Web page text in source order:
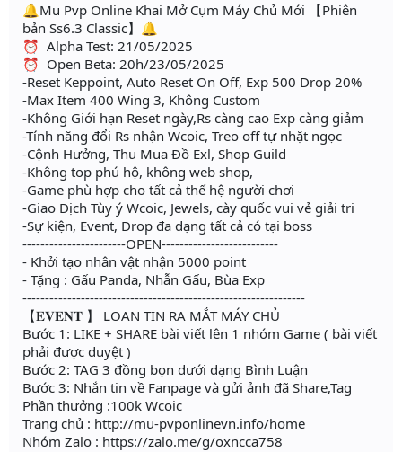
🔔Mu Pvp Online Khai Mở Cụm Máy Chủ Mới 【Phiên
bản Ss6.3 Classic】🔔
⏰ Alpha Test: 21/05/2025
⏰ Open Beta: 20h/23/05/2025
-Reset Keppoint, Auto Reset On Off, Exp 500 Drop 20%
-Max Item 400 Wing 3, Không Custom
-Không Giới hạn Reset ngày,Rs càng cao Exp càng giảm
-Tính năng đổi Rs nhận Wcoic, Treo off tự nhặt ngọc
-Cộnh Hưởng, Thu Mua Đồ Exl, Shop Guild
-Không top phú hộ, không web shop,
-Game phù hợp cho tất cả thế hệ người chơi
-Giao Dịch Tùy ý Wcoic, Jewels, cày quốc vui vẻ giải tri
-Sự kiện, Event, Drop đa dạng tất cả có tại boss
-----------------------OPEN--------------------------
- Khởi tạo nhân vật nhận 5000 point
- Tặng : Gấu Panda, Nhẫn Gấu, Bùa Exp
---------------------------------------------------------------
【𝐄𝐕𝐄𝐍𝐓 】 LOAN TIN RA MẮT MÁY CHỦ
Bước 1: ️LIKE + SHARE bài viết lên 1 nhóm Game ( bài viết
phải được duyệt )
Bước 2: TAG 3 đồng bọn dưới dạng Bình Luận
Bước 3: Nhắn tin về Fanpage và gửi ảnh đã Share,Tag
Phần thưởng :100k Wcoic
Trang chủ : http://mu-pvponlinevn.info/home
Nhóm Zalo : https://zalo.me/g/oxncca758